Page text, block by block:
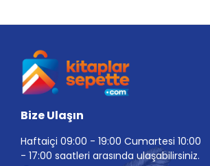
Bize Ulaşın
Haftaiçi 09:00 - 19:00 Cumartesi 10:00
- 17:00 saatleri arasında ulaşabilirsiniz.